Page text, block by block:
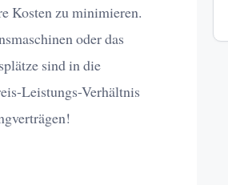
Kosten zu minimieren.
oder das
sind in die
Leistungs-Verhältnis